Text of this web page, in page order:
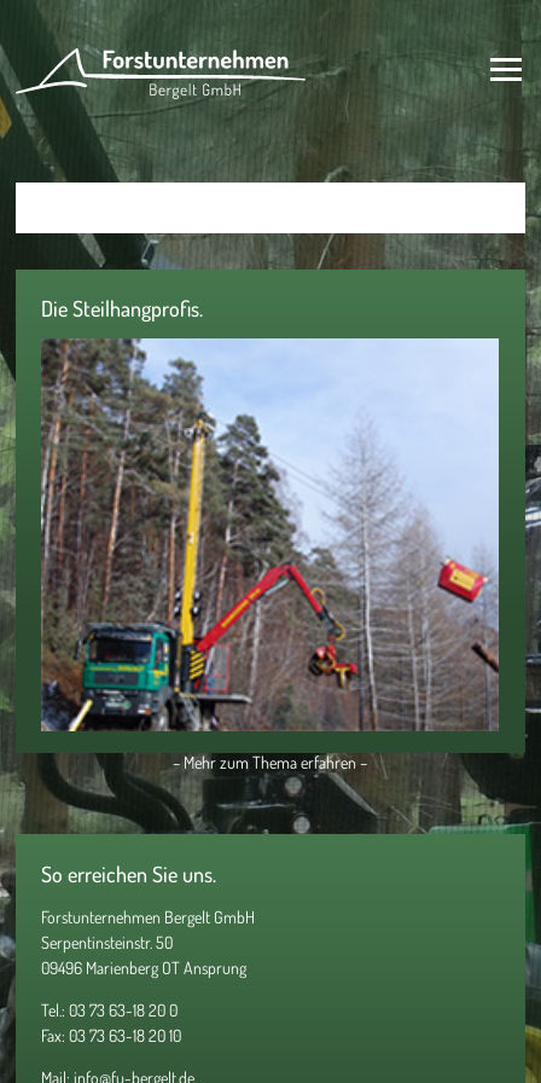
Die Steilhangprofis.
– Mehr zum Thema erfahren –
So erreichen Sie uns.
Forstunternehmen Bergelt GmbH
Serpentinsteinstr. 50
09496 Marienberg OT Ansprung
Tel.: 03 73 63-18 20 0
Fax: 03 73 63-18 20 10
Mail:info@fu-bergelt.de